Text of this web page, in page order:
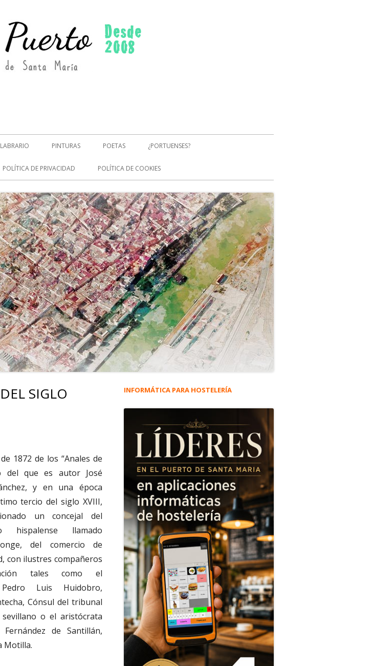
PINTURAS POETAS ¿PORTUENSES?
POLÍTICA DE PRIVACIDAD POLÍTICA DE COOKIES
SIGLO
1872 de los “Anales de
del que es autor José
y en una época
tercio del siglo XVIII,
un concejal del
hispalense llamado
del comercio de
con ilustres compañeros
tales como el
Luis Huidobro,
Cónsul del tribunal
o el aristócrata
Fernández de Santillán,
Motilla.
Barra
principal
INFORMÁTICA PARA HOSTELERÍA